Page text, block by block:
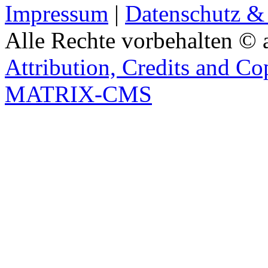
Impressum | Datenschutz
Alle Rechte vorbehalten ©
Attribution, Credits and
MATRIX-CMS